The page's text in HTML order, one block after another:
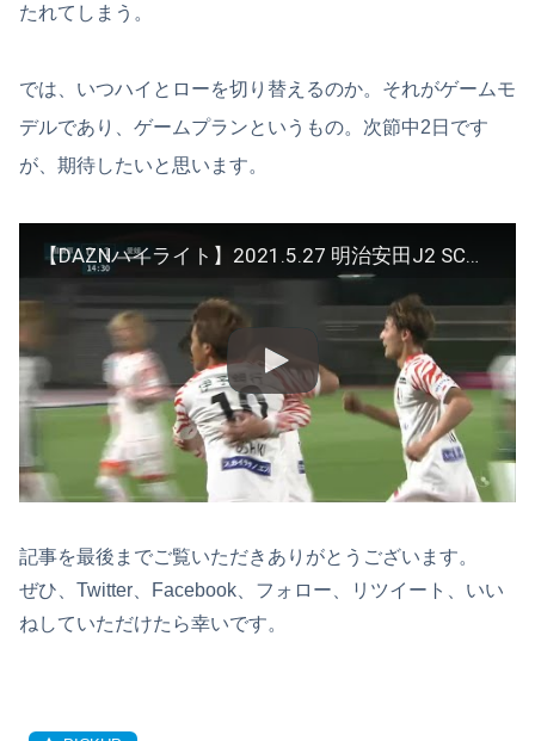
たれてしまう。
では、いつハイとローを切り替えるのか。それがゲームモ
デルであり、ゲームプランというもの。次節中2日です
が、期待したいと思います。
【DAZNハイライト】2021.5.27 明治安田J2 SC相模原 vs 愛媛FC
記事を最後までご覧いただきありがとうございます。
ぜひ、Twitter、Facebook、フォロー、リツイート、いい
ねしていただけたら幸いです。